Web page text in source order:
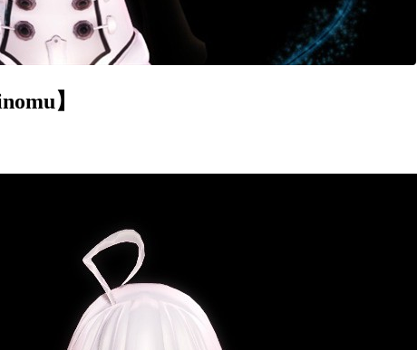
】